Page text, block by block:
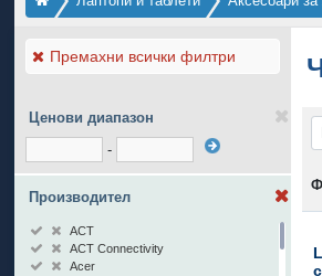
Премахни всички филтри
Ценови диапазон
-
Производител
ACT
ACT Connectivity
Acer